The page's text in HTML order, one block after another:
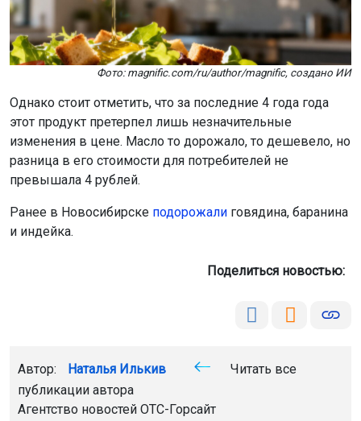
Фото: magnific.com/ru/author/magnific, создано ИИ
Однако стоит отметить, что за последние 4 года года
этот продукт претерпел лишь незначительные
изменения в цене. Масло то дорожало, то дешевело, но
разница в его стоимости для потребителей не
превышала 4 рублей.
Ранее в Новосибирске подорожали говядина, баранина
и индейка.
Поделиться новостью:
Автор: Наталья Илькив
Читать все
публикации автора
Агентство новостей ОТС-Горсайт